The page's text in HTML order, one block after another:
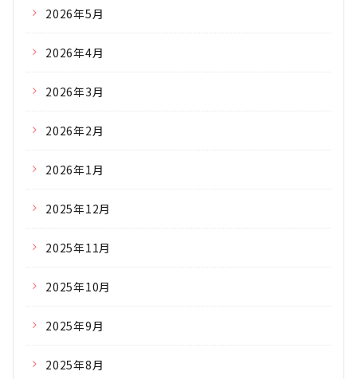
2026年5月
2026年4月
2026年3月
2026年2月
2026年1月
2025年12月
2025年11月
2025年10月
2025年9月
2025年8月